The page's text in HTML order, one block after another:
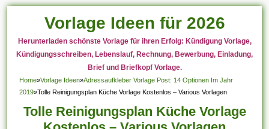
Vorlage Ideen für 2026
Herunterladen schönste Vorlage für ihren Erfolg: Kündigung Vorlage,
Kündigungsschreiben, Lebenslauf, Rechnung, Bewerbung, Einladung,
Brief und Briefkopf Vorlage.
Home»Vorlage Ideen»Adressaufkleber Vorlage Post: 14 Optionen Im Jahr
2019»Tolle Reinigungsplan Küche Vorlage Kostenlos – Various Vorlagen
Tolle Reinigungsplan Küche Vorlage